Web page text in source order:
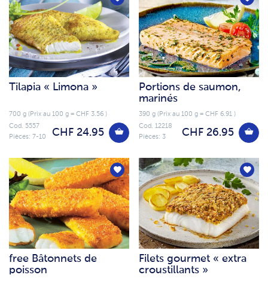
Tilapia « Limona »
700 g (Prix au 100 g = CHF 3.56 )
CHF 24.95
Cod. 5557
Pièces: 7-10
Portions de saumon,
marinés
390 g (Prix au 100 g = CHF 6.91 )
CHF 26.95
Cod. 12218
Pièces: 3
free Bâtonnets de
poisson
Filets gourmet « extra
croustillants »